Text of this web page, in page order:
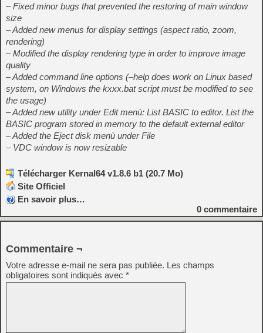
– Fixed minor bugs that prevented the restoring of main window
size
– Added new menus for display settings (aspect ratio, zoom,
rendering)
– Modified the display rendering type in order to improve image
quality
– Added command line options (–help does work on Linux based
system, on Windows the kxxx.bat script must be modified to see
the usage)
– Added new utility under Edit menù: List BASIC to editor. List the
BASIC program stored in memory to the default external editor
– Added the Eject disk menù under File
– VDC window is now resizable
Télécharger Kernal64 v1.8.6 b1 (20.7 Mo)
Site Officiel
En savoir plus…
0 commentaire
Commentaire ¬
Votre adresse e-mail ne sera pas publiée. Les champs
obligatoires sont indiqués avec *